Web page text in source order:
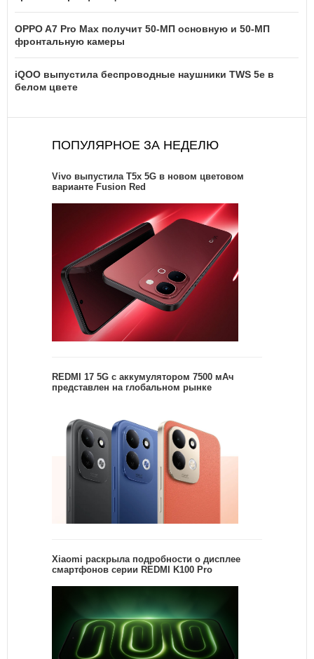
OPPO A7 Pro Max получит 50-МП основную и 50-МП
фронтальную камеры
iQOO выпустила беспроводные наушники TWS 5e в
белом цвете
ПОПУЛЯРНОЕ ЗА НЕДЕЛЮ
Vivo выпустила T5x 5G в новом цветовом
варианте Fusion Red
REDMI 17 5G c аккумулятором 7500 мАч
представлен на глобальном рынке
Xiaomi раскрыла подробности о дисплее
смартфонов серии REDMI K100 Pro